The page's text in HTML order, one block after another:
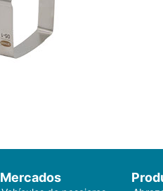
Mercados